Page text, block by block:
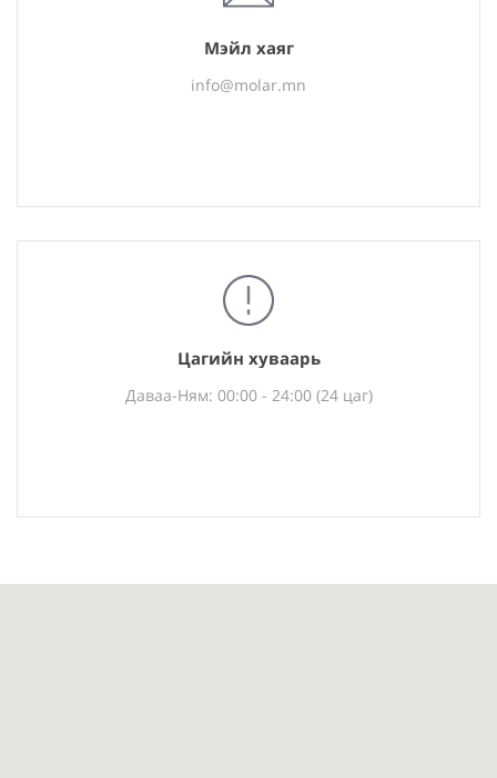
Мэйл хаяг
info@molar.mn
Цагийн хуваарь
Даваа-Ням: 00:00 - 24:00 (24 цаг)